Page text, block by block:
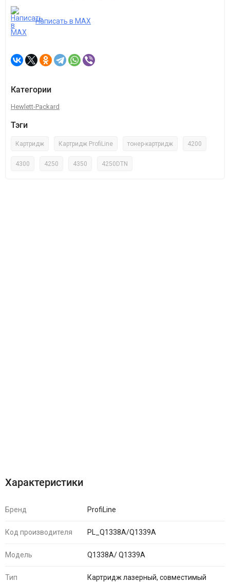
Написать в MAX
Категории
Hewlett-Packard
Тэги
Картридж Картридж ProfiLine тонер-картридж 4200
4300 4250 4350 4250DTN
Характеристики
Бренд ProfiLine
Код производителя PL_Q1338A/Q1339A
Модель Q1338A/ Q1339A
Тип Картридж лазерный, совместимый